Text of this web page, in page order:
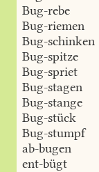
Bug-rebe
Bug-riemen
Bug-schinken
Bug-spitze
Bug-spriet
Bug-stagen
Bug-stange
Bug-stück
Bug-stumpf
ab-bugen
ent-bügt